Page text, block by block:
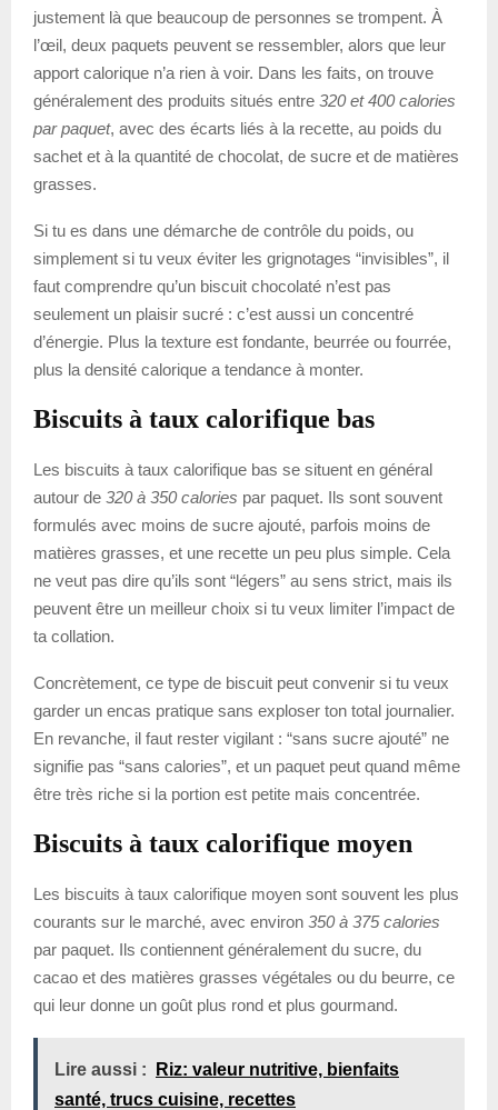
justement là que beaucoup de personnes se trompent. À
l’œil, deux paquets peuvent se ressembler, alors que leur
apport calorique n’a rien à voir. Dans les faits, on trouve
généralement des produits situés entre 320 et 400 calories
par paquet, avec des écarts liés à la recette, au poids du
sachet et à la quantité de chocolat, de sucre et de matières
grasses.
Si tu es dans une démarche de contrôle du poids, ou
simplement si tu veux éviter les grignotages “invisibles”, il
faut comprendre qu’un biscuit chocolaté n’est pas
seulement un plaisir sucré : c’est aussi un concentré
d’énergie. Plus la texture est fondante, beurrée ou fourrée,
plus la densité calorique a tendance à monter.
Biscuits à taux calorifique bas
Les biscuits à taux calorifique bas se situent en général
autour de 320 à 350 calories par paquet. Ils sont souvent
formulés avec moins de sucre ajouté, parfois moins de
matières grasses, et une recette un peu plus simple. Cela
ne veut pas dire qu’ils sont “légers” au sens strict, mais ils
peuvent être un meilleur choix si tu veux limiter l’impact de
ta collation.
Concrètement, ce type de biscuit peut convenir si tu veux
garder un encas pratique sans exploser ton total journalier.
En revanche, il faut rester vigilant : “sans sucre ajouté” ne
signifie pas “sans calories”, et un paquet peut quand même
être très riche si la portion est petite mais concentrée.
Biscuits à taux calorifique moyen
Les biscuits à taux calorifique moyen sont souvent les plus
courants sur le marché, avec environ 350 à 375 calories
par paquet. Ils contiennent généralement du sucre, du
cacao et des matières grasses végétales ou du beurre, ce
qui leur donne un goût plus rond et plus gourmand.
Lire aussi :
Riz: valeur nutritive, bienfaits
santé, trucs cuisine, recettes